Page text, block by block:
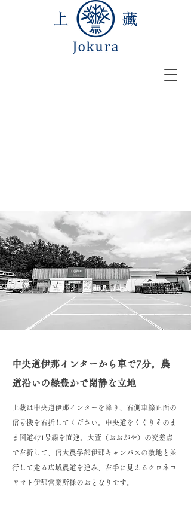
中央道伊那インターから車で7分。農
道沿いの緑豊かで閑静な立地
上藏は中央道伊那インターを降り、右側車線正面の
信号機を右折してください。中央道をくぐりそのま
ま国道471号線を直進。大萱（おおがや）の交差点
で左折して、信大農学部伊那キャンパスの敷地と並
行して走る広域農道を進み、左手に見えるクロネコ
ヤマト伊那営業所様のおとなりです。